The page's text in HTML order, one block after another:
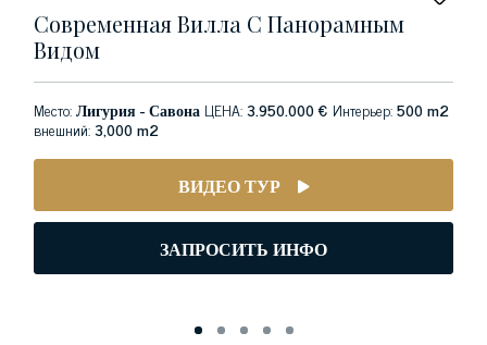
Современная Вилла С Панорамным
Видом
Место:Лигурия - Савона ЦЕНА:3.950.000 € Интерьер:500 m2
внешний:3,000 m2
ВИДЕО ТУР
ЗАПРОСИТЬ ИНФО